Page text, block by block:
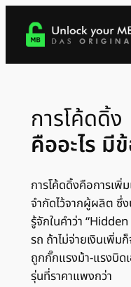
content
การโค้ดดิ้ง
คืออะไร มี
การโค้ดดิ้งคือการเ
จำกัดไว้จากผู้ผลิต ซึ่
รู้จักในคำว่า
รถ ถ้าไม่จ่ายเงินเพิ่ม
ถูกกั๊กแรงม้า-แรงบิด
รุ่นที่ราคาแพงกว่า